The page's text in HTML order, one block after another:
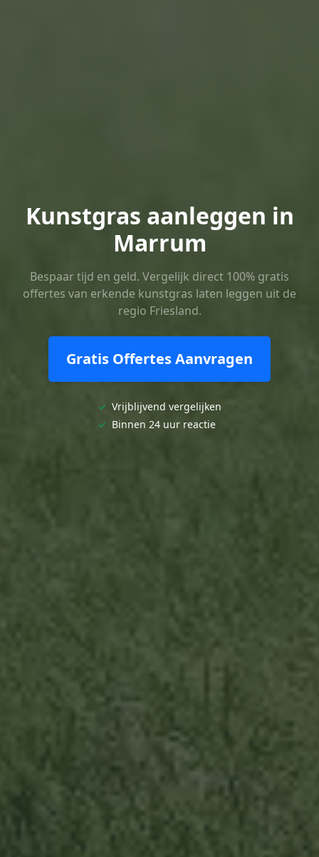
Kunstgras aanleggen in
Marrum
Bespaar tijd en geld. Vergelijk direct 100% gratis
offertes van erkende kunstgras laten leggen uit de
regio Friesland.
Gratis Offertes Aanvragen
✓ Vrijblijvend vergelijken
✓ Binnen 24 uur reactie